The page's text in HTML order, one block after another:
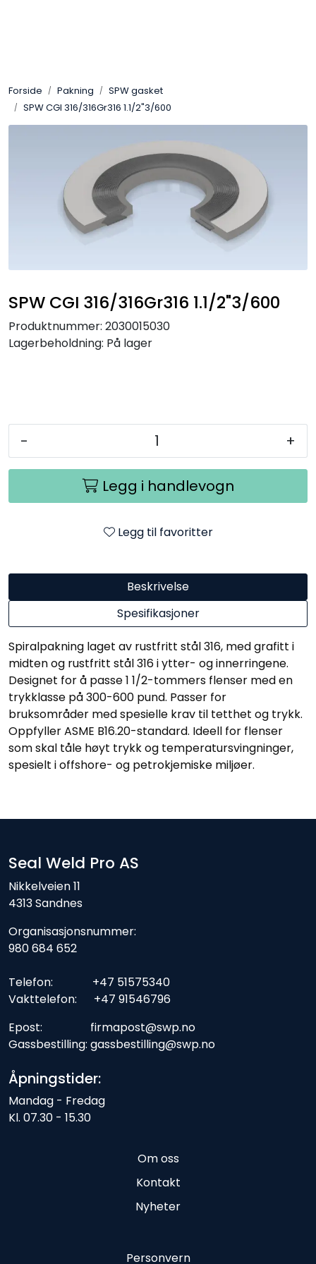
Forside Pakning
SPW gasket
SPW CGI 316/316Gr316 1.1/2"3/600
SPW CGI 316/316Gr316 1.1/2"3/600
Produktnummer: 2030015030
Lagerbeholdning: På lager
- +
Legg i handlevogn
Legg til favoritter
Beskrivelse
Spesifikasjoner
Spiralpakning laget av rustfritt stål 316, med grafitt i
midten og rustfritt stål 316 i ytter- og innerringene.
Designet for å passe 1 1/2-tommers flenser med en
trykklasse på 300-600 pund. Passer for
bruksområder med spesielle krav til tetthet og trykk.
Oppfyller ASME B16.20-standard. Ideell for flenser
som skal tåle høyt trykk og temperatursvingninger,
spesielt i offshore- og petrokjemiske miljøer.
Seal Weld Pro AS
Nikkelveien 11
4313 Sandnes
Organisasjonsnummer:
980 684 652
Telefon: +47 51575340
Vakttelefon: +47 91546796
Epost: firmapost@swp.no
Gassbestilling: gassbestilling@swp.no
Åpningstider:
Mandag - Fredag
Kl. 07.30 - 15.30
Om oss
Kontakt
Nyheter
Personvern
Pakning
Automasjon
Slitasjeteknikk